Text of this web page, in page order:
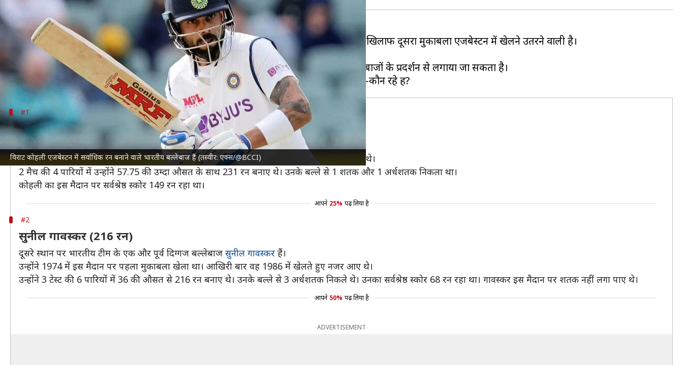
विराट कोहली एजबेस्टन में सर्वाधिक रन बनाने वाले भारतीय बल्लेबाज हैं (तस्वीर: एक्स/@BCCI)
क्या है खबर?
इंग्लैंड क्रिकेट टीमके खिलाफ पहला टेस्ट मुकाबला हारने के बाद अबभारतीय क्रिकेट टीमइंग्लैंड के खिलाफ दूसरा मुकाबला एजबेस्टन में खेलने उतरने वाली है।
भारतीय टीम सीरीज में वापसी की उम्मीद लेकर उतरेगी।
ऐसे में एजबेस्टन का मैदान भारत के लिए कितना शुभ साबित हो सकता है, इसका अंदाजा वहां बल्लेबाजों के प्रदर्शन से लगाया जा सकता है।
#1
विराट कोहली (231 रन)
टेस्ट क्रिकेटसे संन्यास ले चुके दिग्गज बल्लेबाजविराट कोहलीइस सूची में पहले स्थान पर हैं।
उन्होंने यहां पहला मुकाबला साल 2018 में खेला था। आखिरी बार वह यहां 2022 में खेलते हुए नजर आए थे।
2 मैच की 4 पारियों में उन्होंने 57.75 की उम्दा औसत के साथ 231 रन बनाए थे। उनके बल्ले से 1 शतक और 1 अर्धशतक निकला था।
कोहली का इस मैदान पर सर्वश्रेष्ठ स्कोर 149 रन रहा था।
आपने 25% पढ़ लिया है
#2
सुनील गावस्कर (216 रन)
दूसरे स्थान पर भारतीय टीम के एक और पूर्व दिग्गज बल्लेबाज सुनील गावस्कर हैं।
उन्होंने 1974 में इस मैदान पर पहला मुकाबला खेला था। आखिरी बार वह 1986 में खेलते हुए नजर आए थे।
उन्होंने 3 टेस्ट की 6 पारियों में 36 की औसत से 216 रन बनाए थे। उनके बल्ले से 3 अर्धशतक निकले थे। उनका सर्वश्रेष्ठ स्कोर 68 रन रहा था। गावस्कर इस मैदान पर शतक नहीं लगा पाए थे।
आपने 50% पढ़ लिया है
ADVERTISEMENT